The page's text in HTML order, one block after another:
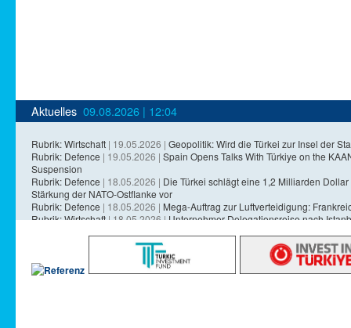
Aktuelles 09.08.2026 | 12:04
Rubrik: Wirtschaft | 19.05.2026 | Geopolitik: Wird die Türkei zur Insel der
Rubrik: Defence | 19.05.2026 | Spain Opens Talks With Türkiye on the
Suspension
Rubrik: Defence | 18.05.2026 | Die Türkei schlägt eine 1,2 Milliarden
Stärkung der NATO-Ostflanke vor
Rubrik: Defence | 18.05.2026 | Mega-Auftrag zur Luftverteidigung:
Rubrik: Wirtschaft| 18.05.2026 |Unternehmer-Delegationsreise nach